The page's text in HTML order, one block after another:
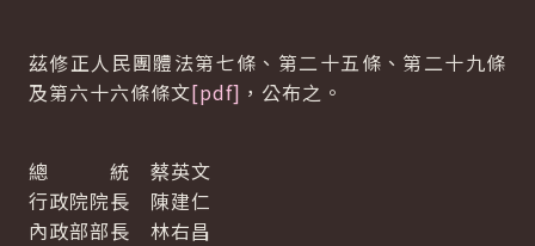
茲修正人民團體法第七條、第二十五條、第二十九條
及第六十六條條文[pdf] ，公布之。
總 統 蔡英文
行政院院長 陳建仁
內政部部長 林右昌